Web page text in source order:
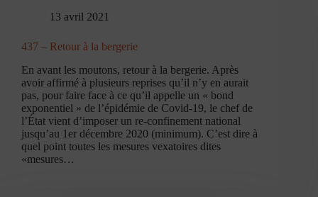
13 avril 2021
437 – Retour à la bergerie
En avant les moutons, retour à la bergerie. Après
avoir affirmé à plusieurs reprises qu’il n’y en aurait
pas, pour faire face à ce qu’il appelle un « bond
exponentiel » de l’épidémie de Covid-19, le chef de
l’État vient d’imposer un re-confinement national
jusqu’au 1er décembre 2020 (minimum). C’est dire à
quel point toutes les mesures vexatoires dites
«mesures…